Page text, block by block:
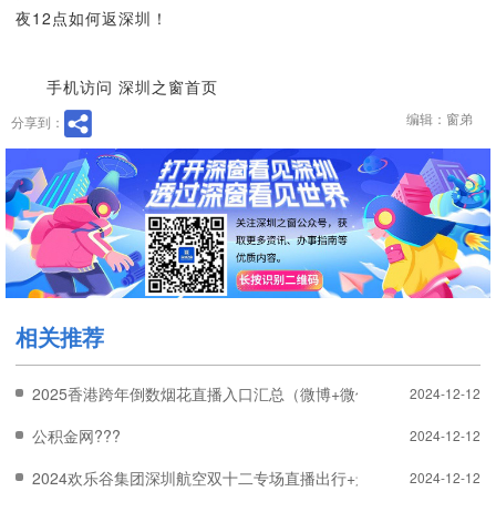
夜12点如何返深圳！
手机访问 深圳之窗首页
分享到： 编辑：窗弟
相关推荐
2025香港跨年倒数烟花直播入口汇总（微博+微信+抖音）???
2024-12-12
公积金网??? 2024-12-12
2024欢乐谷集团深圳航空双十二专场直播出行+景区福利汇总???
2024-12-12